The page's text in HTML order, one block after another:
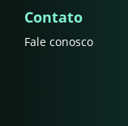
Contato
Fale conosco